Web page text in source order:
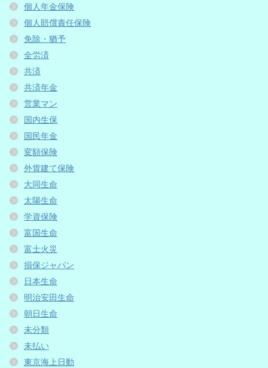
個人年金保険
個人賠償責任保険
免除・猶予
全労済
共済
共済年金
営業マン
国内生保
国民年金
変額保険
外貨建て保険
大同生命
太陽生命
学資保険
富国生命
富士火災
損保ジャパン
日本生命
明治安田生命
朝日生命
未分類
未払い
東京海上日動